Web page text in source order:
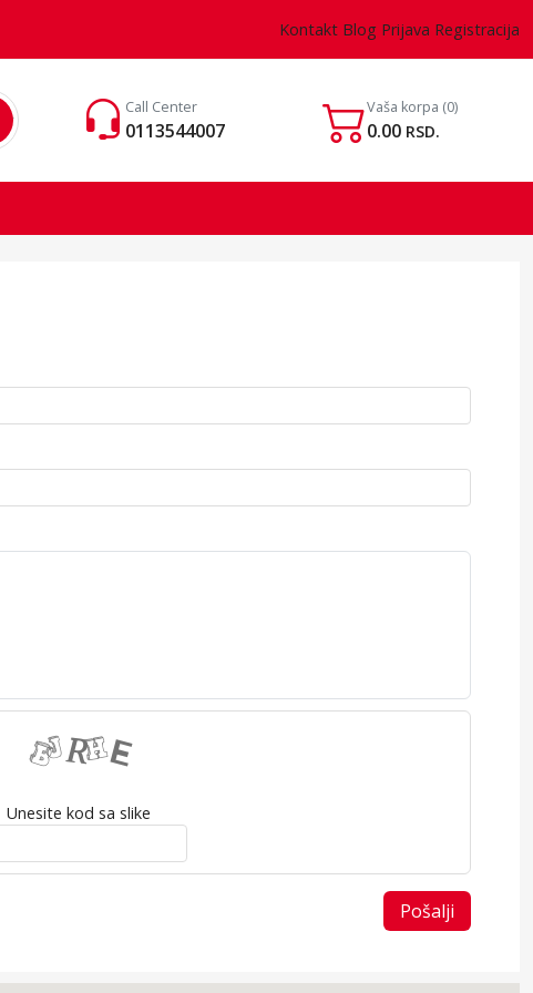
Kontakt Blog Prijava Registracija
Call Center
0113544007
Vaša korpa (0)
0.00 RSD.
Unesite kod sa slike
Pošalji